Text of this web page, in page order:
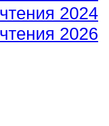
2024
2026